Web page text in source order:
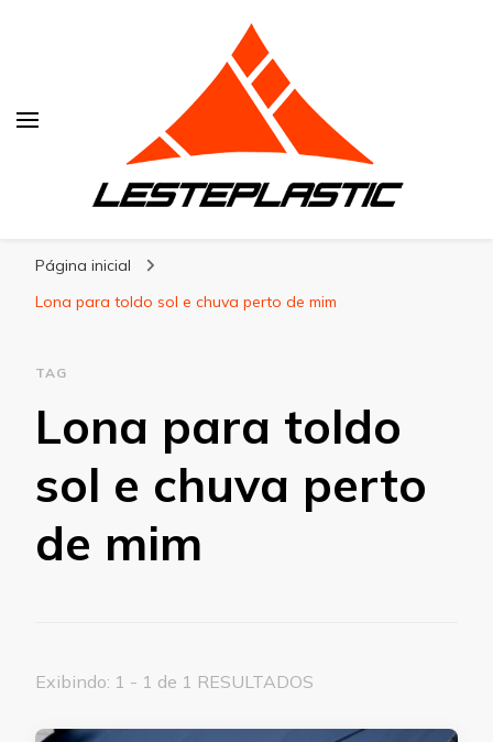
Página inicial
Lona para toldo sol e chuva perto de mim
TAG
Lona para toldo
sol e chuva perto
de mim
Exibindo: 1 - 1 de 1 RESULTADOS